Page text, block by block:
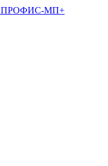
ПРОФИС-МП+